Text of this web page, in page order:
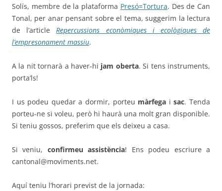
Solís, membre de la plataforma Presó=Tortura. Des de Can
Tonal, per anar pensant sobre el tema, suggerim la lectura
de l’articleRepercussions econòmiques i ecològiques de
l’empresonament massiu.
A la nit tornarà a haver-hi jam oberta. Si tens instruments,
porta’ls!
I us podeu quedar a dormir, porteu màrfega i sac. Tenda
porteu-ne si voleu, però hi haurà una molt gran disponible.
Si teniu gossos, preferim que els deixeu a casa.
Si veniu, confirmeu assistència! Ens podeu escriure a
cantonal@moviments.net.
Aquí teniu l’horari previst de la jornada: